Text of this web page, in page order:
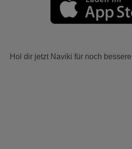
Hol dir jetzt Naviki für noch